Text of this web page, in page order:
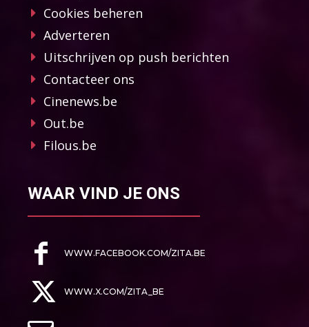
Cookies beheren
Adverteren
Uitschrijven op push berichten
Contacteer ons
Cinenews.be
Out.be
Filous.be
WAAR VIND JE ONS
WWW.FACEBOOK.COM/ZITA.BE
WWW.X.COM/ZITA_BE